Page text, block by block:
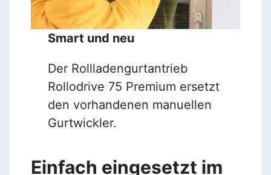
Smart und neu
Der Rollladengurtantrieb
Rollodrive 75 Premium ersetzt
den vorhandenen manuellen
Gurtwickler.
Einfach eingesetzt im